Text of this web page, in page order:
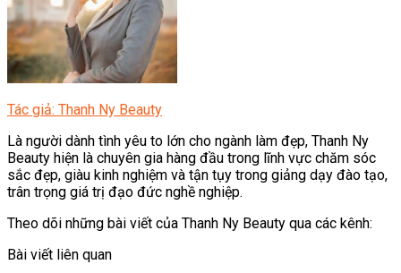
Tác giả: Thanh Ny Beauty
Là người dành tình yêu to lớn cho ngành làm đẹp, Thanh Ny
Beauty hiện là chuyên gia hàng đầu trong lĩnh vực chăm sóc
sắc đẹp, giàu kinh nghiệm và tận tụy trong giảng dạy đào tạo,
trân trọng giá trị đạo đức nghề nghiệp.
Theo dõi những bài viết của Thanh Ny Beauty qua các kênh:
Bài viết liên quan